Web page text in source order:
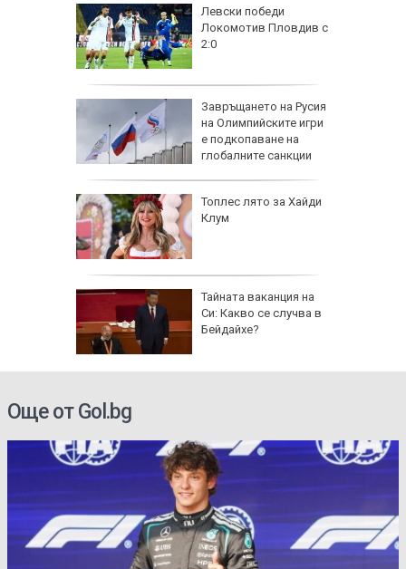
Левски победи
Локомотив Пловдив с
2:0
Завръщането на Русия
на Олимпийските игри
е подкопаване на
глобалните санкции
Топлес лято за Хайди
Клум
Тайната ваканция на
Си: Какво се случва в
Бейдайхе?
Още от Gol.bg